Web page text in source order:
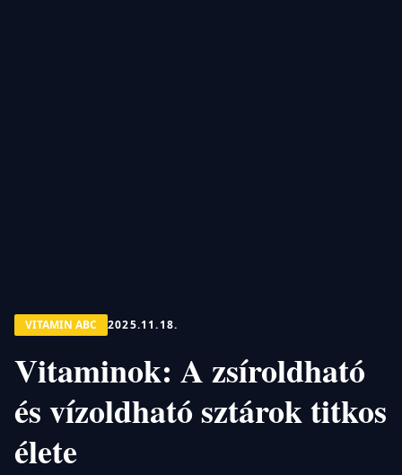
VITAMIN ABC 2025.11.18.
Vitaminok: A zsíroldható
és vízoldható sztárok titkos
élete